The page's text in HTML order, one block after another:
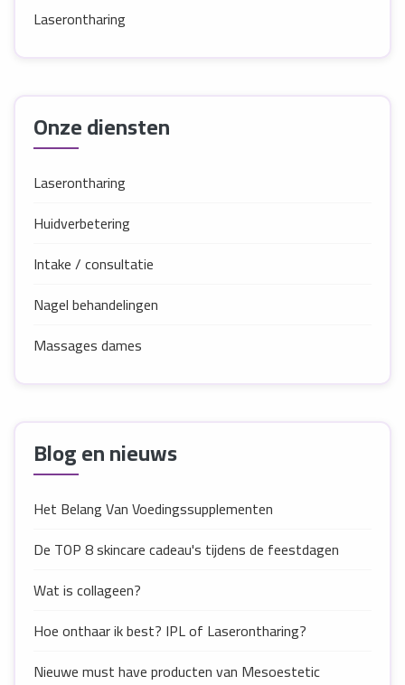
Laserontharing
Onze diensten
Laserontharing
Huidverbetering
Intake / consultatie
Nagel behandelingen
Massages dames
Blog en nieuws
Het Belang Van Voedingssupplementen
De TOP 8 skincare cadeau's tijdens de feestdagen
Wat is collageen?
Hoe onthaar ik best? IPL of Laserontharing?
Nieuwe must have producten van Mesoestetic